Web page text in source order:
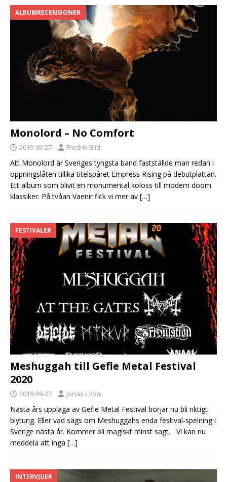
ALBUMRECENSIONER
Monolord – No Comfort
2019-09-27 Fredrik Blid
Att Monolord är Sveriges tyngsta band fastställde man redan i
öppningslåten tillika titelspåret Empress Rising på debutplattan.
Ett album som blivit en monumental koloss till modern doom
klassiker. På tvåan Vaenir fick vi mer av […]
FESTIVALER
Meshuggah till Gefle Metal Festival
2020
2019-09-27 Jonas Lööw
Nästa års upplaga av Gefle Metal Festival börjar nu bli riktigt
blytung. Eller vad sägs om Meshuggahs enda festival-spelning i
Sverige nästa år. Kommer bli magiskt minst sagt. Vi kan nu
meddela att inga […]
INTERVJUER